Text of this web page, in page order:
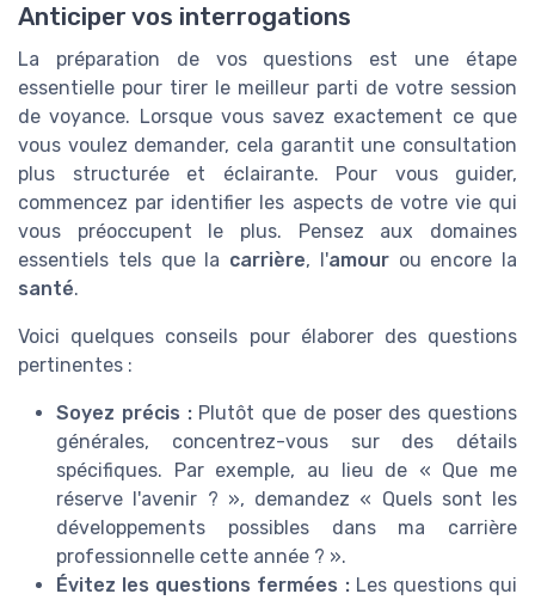
Anticiper vos interrogations
La préparation de vos questions est une étape
essentielle pour tirer le meilleur parti de votre session
de voyance. Lorsque vous savez exactement ce que
vous voulez demander, cela garantit une consultation
plus structurée et éclairante. Pour vous guider,
commencez par identifier les aspects de votre vie qui
vous préoccupent le plus. Pensez aux domaines
essentiels tels que la carrière, l'amourou encore la
santé.
Voici quelques conseils pour élaborer des questions
pertinentes :
Soyez précis :Plutôt que de poser des questions
générales, concentrez-vous sur des détails
spécifiques. Par exemple, au lieu de « Que me
réserve l'avenir ? », demandez « Quels sont les
développements possibles dans ma carrière
professionnelle cette année ? ».
Évitez les questions fermées :Les questions qui